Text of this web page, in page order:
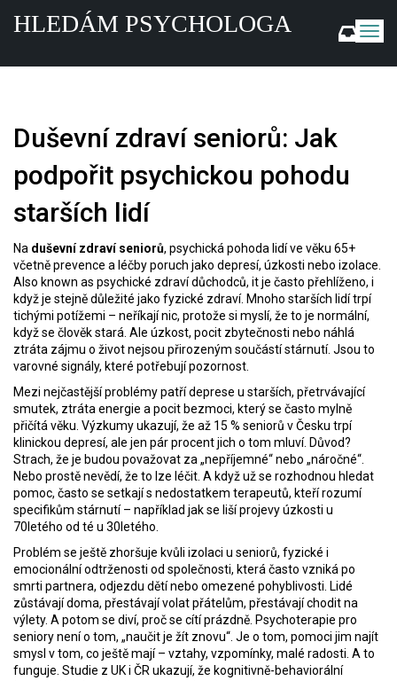
Z
b
a
c
i
HLEDÁM PSYCHOLOGA
Duševní zdraví seniorů: Jak
podpořit psychickou pohodu
starších lidí
Na duševní zdraví seniorů, psychická pohoda lidí ve věku 65+
včetně prevence a léčby poruch jako depresí, úzkosti nebo izolace
Also known as psychické zdraví důchodců, it je často přehlíženo, i
když je stejně důležité jako fyzické zdraví. Mnoho starších lidí trpí
tichými potížemi – neříkají nic, protože si myslí, že to je normální,
když se člověk stará. Ale úzkost, pocit zbytečnosti nebo náhlá
ztráta zájmu o život nejsou přirozeným součástí stárnutí. Jsou to
varovné signály, které potřebují pozornost.
Mezi nejčastější problémy patřídeprese u starších, přetrvávající
smutek, ztráta energie a pocit bezmoci, který se často mylně
přičítá věku . Výzkumy ukazují, že až 15 % seniorů v Česku trpí
klinickou depresí, ale jen pár procent jich o tom mluví. Důvod?
Strach, že je budou považovat za „nepříjemné“ nebo „náročné“.
Nebo prostě nevědí, že to lze léčit. A když už se rozhodnou hledat
pomoc, často se setkají s nedostatkem terapeutů, kteří rozumí
specifikům stárnutí – například jak se liší projevy úzkosti u
70letého od té u 30letého.
Problém se ještě zhoršuje kvůli izolaci u seniorů, fyzické i
emocionální odtrženosti od společnosti, která často vzniká po
smrti partnera, odjezdu dětí nebo omezené pohyblivosti . Lidé
zůstávají doma, přestávají volat přátelům, přestávají chodit na
výlety. A potom se diví, proč se cítí prázdně. Psychoterapie pro
seniory není o tom, „naučit je žít znovu“. Je o tom, pomoci jim najít
smysl v tom, co ještě mají – vztahy, vzpomínky, malé radosti. A to
funguje. Studie z UK i ČR ukazují, že kognitivně-behaviorální